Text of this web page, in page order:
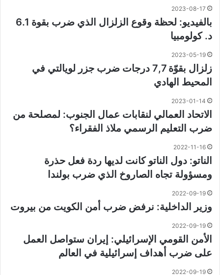
2023-08-17
بالفيديو: لحظة وقوع الزلزال الذي ضرب بقوة 6.1
د. ⁧‫كولومبيا‬⁩
2023-05-19
زلزال بقوّة 7,7 درجات ضرب جزر لويالتي في
المحيط الهادي
2023-01-14
الاتحاد العمالي لنقابات عمال الجنوب: لمصلحة من
ضرب التعليم الرسمي ملاذ الفقراء؟
2022-11-16
الناتو: دول الناتو كانت لديها ردة فعل حذرة
ومسؤولة تجاه الصاروخ الذي ضرب بولندا
2022-09-19
وزير الداخلية: نرفض ضرب أمن الكويت من بيروت
2022-09-19
الأمن القومي الإسرائيلي: إيران ستواصل العمل
على ضرب أهداف إسرائيلية في العالم
2022-09-19